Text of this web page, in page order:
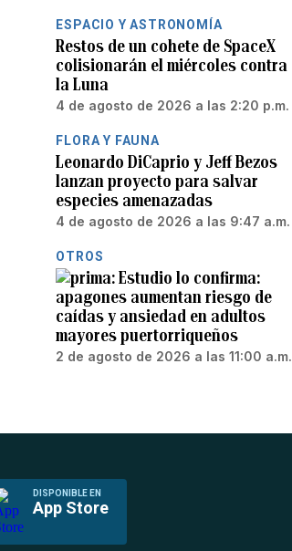
ESPACIO Y ASTRONOMÍA
Restos de un cohete de SpaceX
colisionarán el miércoles contra
la Luna
4 de agosto de 2026 a las 2:20 p.m.
FLORA Y FAUNA
Leonardo DiCaprio y Jeff Bezos
lanzan proyecto para salvar
especies amenazadas
4 de agosto de 2026 a las 9:47 a.m.
OTROS
Estudio lo confirma:
apagones aumentan riesgo de
caídas y ansiedad en adultos
mayores puertorriqueños
2 de agosto de 2026 a las 11:00 a.m.
DISPONIBLE EN
App Store